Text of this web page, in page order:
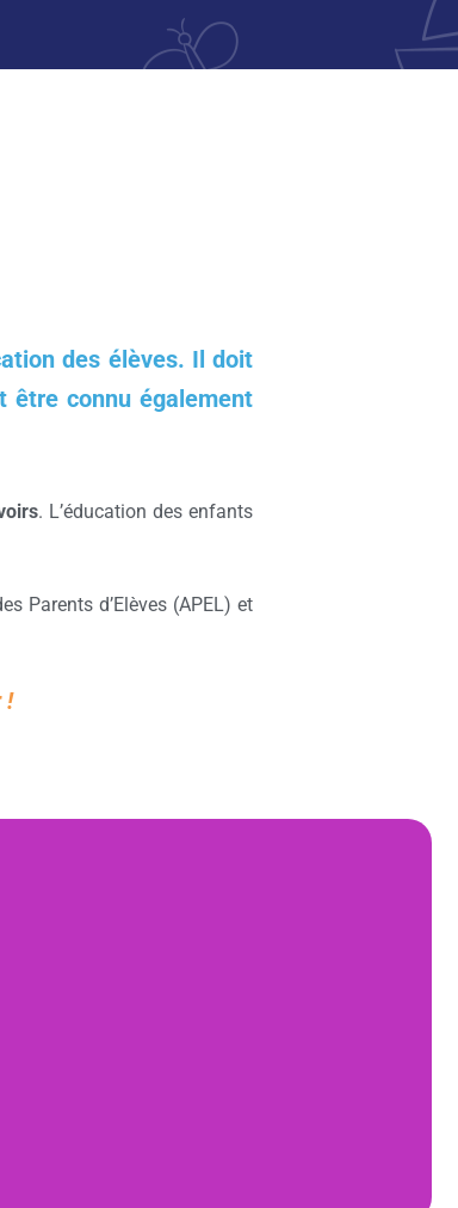
des élèves. Il doit
être connu également
. L’éducation des enfants
Parents d’Elèves (APEL) et
!